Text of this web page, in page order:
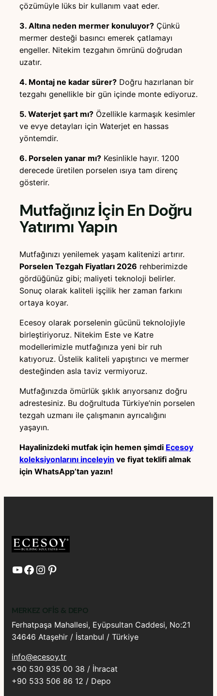
çözümüyle lüks bir kullanım vaat eder.
3. Altına neden mermer konuluyor? Çünkü
mermer desteği basıncı emerek çatlamayı
engeller. Nitekim tezgahın ömrünü doğrudan
uzatır.
4. Montaj ne kadar sürer? Doğru hazırlanan bir
tezgahı genellikle bir gün içinde monte ediyoruz.
5. Waterjet şart mı? Özellikle karmaşık kesimler
ve evye detayları için Waterjet en hassas
yöntemdir.
6. Porselen yanar mı? Kesinlikle hayır. 1200
derecede üretilen porselen ısıya tam direnç
gösterir.
Mutfağınız İçin En Doğru
Yatırımı Yapın
Mutfağınızı yenilemek yaşam kalitenizi artırır.
Porselen Tezgah Fiyatları 2026 rehberimizde
gördüğünüz gibi; maliyeti teknoloji belirler.
Sonuç olarak kaliteli işçilik her zaman farkını
ortaya koyar.
Ecesoy olarak porselenin gücünü teknolojiyle
birleştiriyoruz. Nitekim Este ve Katre
modellerimizle mutfağınıza yeni bir ruh
katıyoruz. Üstelik kaliteli yapıştırıcı ve mermer
desteğinden asla taviz vermiyoruz.
Mutfağınızda ömürlük şıklık arıyorsanız doğru
adrestesiniz. Bu doğrultuda Türkiye’nin porselen
tezgah uzmanı ile çalışmanın ayrıcalığını
yaşayın.
Hayalinizdeki mutfak için hemen şimdi Ecesoy
koleksiyonlarını inceleyin ve fiyat teklifi almak
için WhatsApp’tan yazın!
YouTube Facebook Instagram Pinterest
MERKEZ OFIS & DEPO
Ferhatpaşa Mahallesi, Eyüpsultan Caddesi, No:21
34646 Ataşehir / İstanbul / Türkiye
info@ecesoy.tr
+90 530 935 00 38 / İhracat
+90 533 506 86 12 / Depo